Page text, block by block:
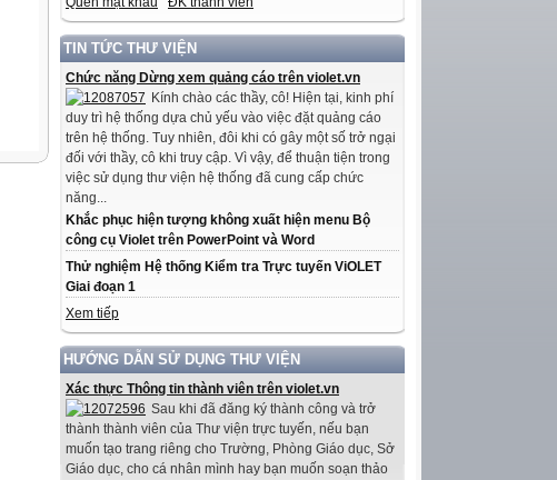
TIN TỨC THƯ VIỆN
Chức năng Dừng xem quảng cáo trên violet.vn
Kính chào các thầy, cô! Hiện tại, kinh phí
duy trì hệ thống dựa chủ yếu vào việc đặt quảng cáo
trên hệ thống. Tuy nhiên, đôi khi có gây một số trở ngại
đối với thầy, cô khi truy cập. Vì vậy, để thuận tiện trong
việc sử dụng thư viện hệ thống đã cung cấp chức
năng...
Khắc phục hiện tượng không xuất hiện menu Bộ
công cụ Violet trên PowerPoint và Word
Thử nghiệm Hệ thống Kiểm tra Trực tuyến ViOLET
Giai đoạn 1
Xem tiếp
HƯỚNG DẪN SỬ DỤNG THƯ VIỆN
Xác thực Thông tin thành viên trên violet.vn
Sau khi đã đăng ký thành công và trở
thành thành viên của Thư viện trực tuyến, nếu bạn
muốn tạo trang riêng cho Trường, Phòng Giáo dục, Sở
Giáo dục, cho cá nhân mình hay bạn muốn soạn thảo